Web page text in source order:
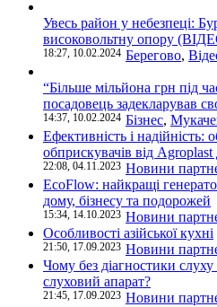
Увесь район у небезпеці:
високовольтну опору
18:27, 10.02.2024 Берегово,
“Більше мільйона грн під
посадовець задекларував
14:37, 10.02.2024 Бізнес,
Ефективність і надійність:
обприскувачів від
22:08, 04.11.2023 Новини
EcoFlow: найкращі
дому, бізнесу та подорожей
15:34, 14.10.2023 Новини
Особливості азійської кухні
21:50, 17.09.2023 Новини
Чому без діагностики
слуховий апарат?
21:45, 17.09.2023 Новини